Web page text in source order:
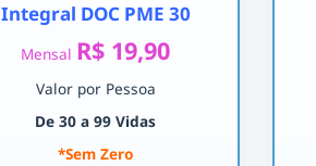
Integral DOC PME 30
Mensal R$ 19,90
Valor por Pessoa
De 30 a 99 Vidas
*Sem Zero